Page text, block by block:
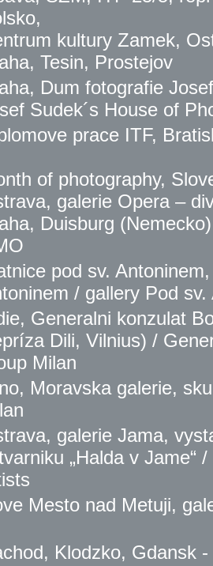
kultury Zamek,
Tesin, Prostejov
Dum fotografie
Sudek´s House of
prace ITF,
of photography,
galerie Opera –
Duisburg
pod sv.
/ gallery Pod sv.
Generalni konzulat
Dili, Vilnius) /
Milan
Moravska galerie,
galerie Jama,
„Halda v Jame“
Mesto nad Metuji,
Klodzko, Gdansk